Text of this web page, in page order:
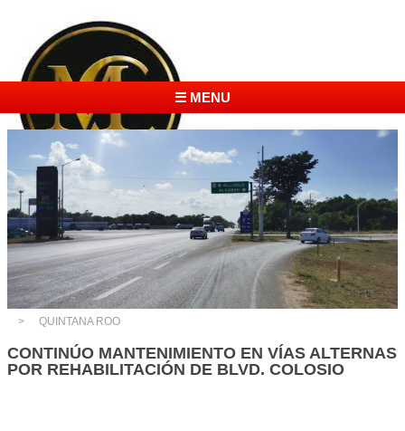
☰ MENU
QUINTANA ROO
CONTINÚO MANTENIMIENTO EN VÍAS ALTERNAS
POR REHABILITACIÓN DE BLVD. COLOSIO